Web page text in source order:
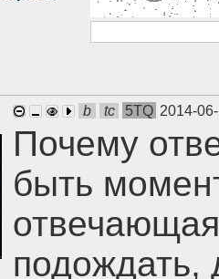
b tc 5TQ 2014-
Почему
быть
подождать,